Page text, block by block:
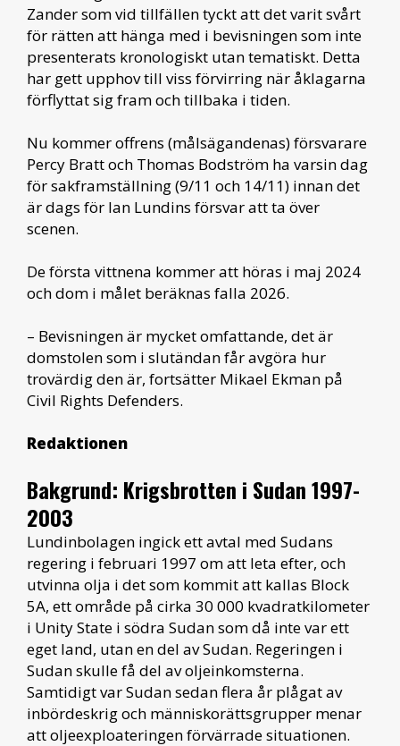
Zander som vid tillfällen tyckt att det varit svårt
för rätten att hänga med i bevisningen som inte
presenterats kronologiskt utan tematiskt. Detta
har gett upphov till viss förvirring när åklagarna
förflyttat sig fram och tillbaka i tiden.
Nu kommer offrens (målsägandenas) försvarare
Percy Bratt och Thomas Bodström ha varsin dag
för sakframställning (9/11 och 14/11) innan det
är dags för Ian Lundins försvar att ta över
scenen.
De första vittnena kommer att höras i maj 2024
och dom i målet beräknas falla 2026.
– Bevisningen är mycket omfattande, det är
domstolen som i slutändan får avgöra hur
trovärdig den är, fortsätter Mikael Ekman på
Civil Rights Defenders.
Redaktionen
Bakgrund: Krigsbrotten i Sudan 1997-
2003
Lundinbolagen ingick ett avtal med Sudans
regering i februari 1997 om att leta efter, och
utvinna olja i det som kommit att kallas Block
5A, ett område på cirka 30 000 kvadratkilometer
i Unity State i södra Sudan som då inte var ett
eget land, utan en del av Sudan. Regeringen i
Sudan skulle få del av oljeinkomsterna.
Samtidigt var Sudan sedan flera år plågat av
inbördeskrig och människorättsgrupper menar
att oljeexploateringen förvärrade situationen.